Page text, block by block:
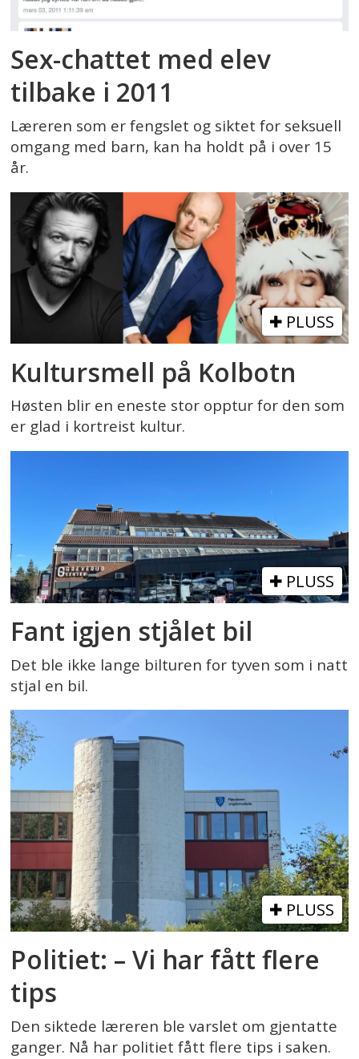
Sex-chattet med elev
tilbake i 2011
Læreren som er fengslet og siktet for seksuell
omgang med barn, kan ha holdt på i over 15
år.
PLUSS
Kultursmell på Kolbotn
Høsten blir en eneste stor opptur for den som
er glad i kortreist kultur.
PLUSS
Fant igjen stjålet bil
Det ble ikke lange bilturen for tyven som i natt
stjal en bil.
PLUSS
Politiet: – Vi har fått flere
tips
Den siktede læreren ble varslet om gjentatte
ganger. Nå har politiet fått flere tips i saken.